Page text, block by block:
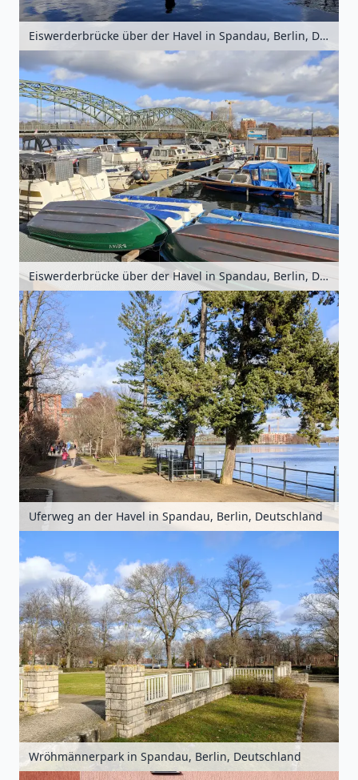
Eiswerderbrücke über der Havel in Spandau, Berlin, Deutschland
Eiswerderbrücke über der Havel in Spandau, Berlin, Deutschland
Uferweg an der Havel in Spandau, Berlin, Deutschland
Wröhmännerpark in Spandau, Berlin, Deutschland